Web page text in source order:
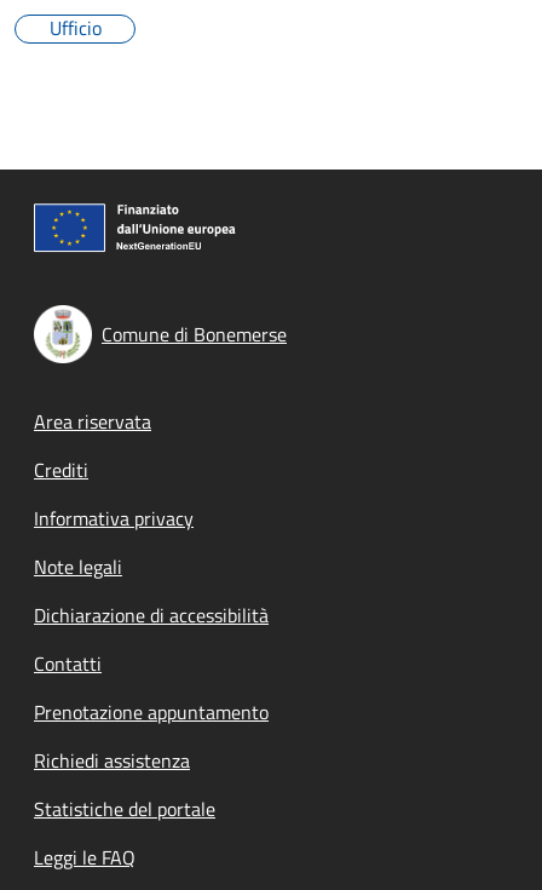
Ufficio
Comune di Bonemerse
Footer menu
Area riservata
Crediti
Informativa privacy
Note legali
Dichiarazione di accessibilità
Contatti
Prenotazione appuntamento
Richiedi assistenza
Statistiche del portale
Leggi le FAQ